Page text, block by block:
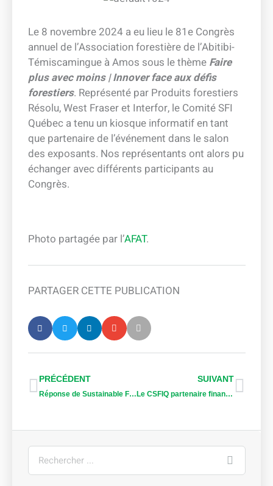
Le 8 novembre 2024 a eu lieu le 81e Congrès
annuel de l’Association forestière de l’Abitibi-
Témiscamingue à Amos sous le thème Faire
plus avec moins | Innover face aux défis
forestiers. Représenté par Produits forestiers
Résolu, West Fraser et Interfor, le Comité SFI
Québec a tenu un kiosque informatif en tant
que partenaire de l’événement dans le salon
des exposants. Nos représentants ont alors pu
échanger avec différents participants au
Congrès.
Photo partagée par l’AFAT.
PARTAGER CETTE PUBLICATION
Précédent
PRÉCÉDENT
Réponse de Sustainable Forestry Initiative (SFI) aux allégations d’un rapport spécial de Reuters
SUIVANT
Le CSFIQ partenaire financier à la 7e édition du Colloque facultaire de la FFGG de l’Université Laval
Rechercher